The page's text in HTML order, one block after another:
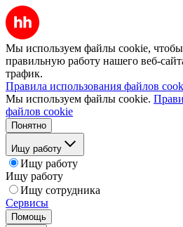
Мы используем файлы cookie, чтобы
правильную работу нашего веб-
трафик.
Правила использования файлов
Мы используем файлы cookie.
файлов cookie
Понятно
Ищу работу
Ищу работу
Ищу работу
Ищу сотрудника
Сервисы
Помощь